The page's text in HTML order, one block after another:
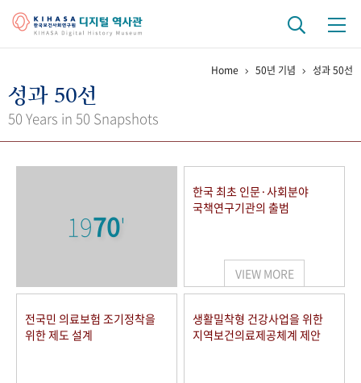
걸어온 길 기관 변천사
키워드로 보는 연구 역사
연구자들
사진 아카이브 문서 기록물 행정박물 영상 기록물
50+1 주년 기념
Home 50년 기념 성과 50선
성과 50선
50 Years in 50 Snapshots
1970'
한국 최초 인문·사회분야
국책연구기관의 출범
VIEW MORE
전국민 의료보험 조기정착을
위한 제도 설계
생활밀착형 건강사업을 위한
지역보건의료제공체계 제안